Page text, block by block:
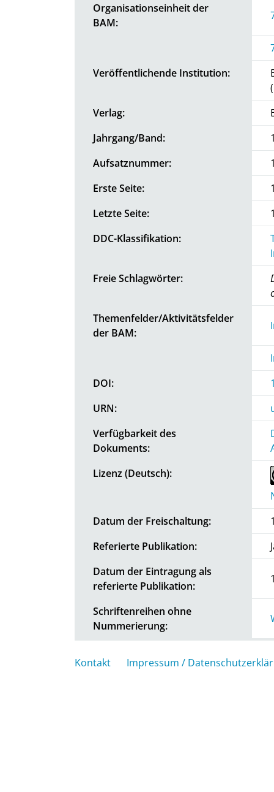
Organisationseinheit der
BAM:
Veröffentlichende Institution:
Verlag:
Jahrgang/Band:
Aufsatznummer:
Erste Seite:
Letzte Seite:
DDC-Klassifikation:
Freie Schlagwörter:
Themenfelder/Aktivitätsfelder
der BAM:
DOI:
URN:
Verfügbarkeit des
Dokuments:
Lizenz (Deutsch):
Datum der Freischaltung:
Referierte Publikation:
Datum der Eintragung als
referierte Publikation:
Schriftenreihen ohne
Nummerierung:
Kontakt Impressum /